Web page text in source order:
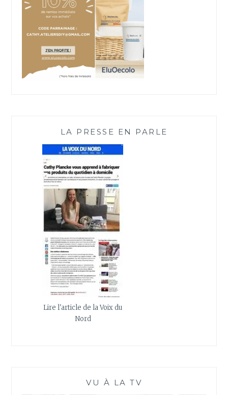
LA PRESSE EN PARLE
Lire l'article de la Voix du
Nord
VU À LA TV